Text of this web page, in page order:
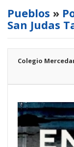
Pueblos »
San Judas
Colegio